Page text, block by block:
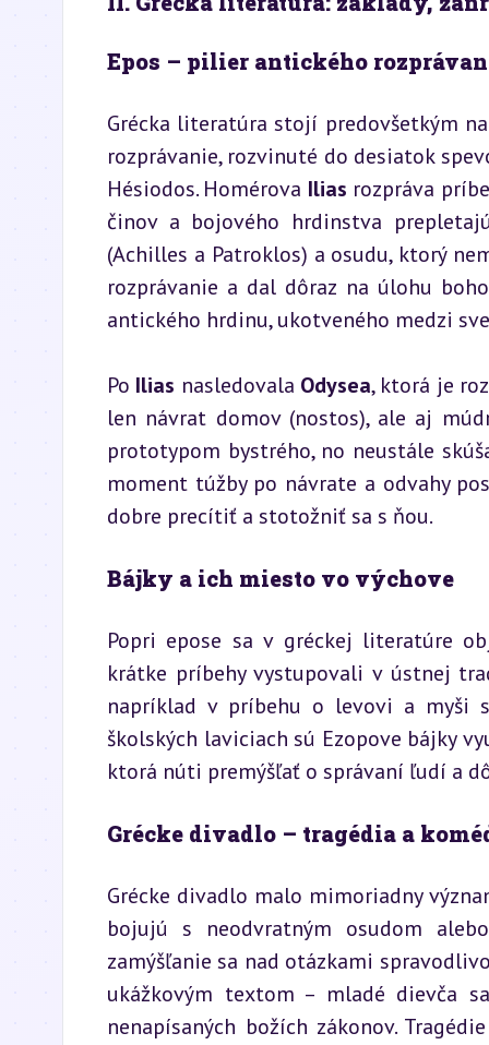
Epos – pilier antického
Grécka literatúra stojí predovšetkým
rozprávanie, rozvinuté do desiatok
Hésiodos. Homérova Ilias rozpráva
činov a bojového hrdinstva
(Achilles a Patroklos) a osudu, ktorý
rozprávanie a dal dôraz na úlohu
antického hrdinu, ukotveného medzi
Po Ilias nasledovala Odysea, ktorá je
len návrat domov (nostos), ale aj
prototypom bystrého, no neustále
moment túžby po návrate a odvahy
dobre precítiť a stotožniť sa s ňou.
Bájky a ich miesto vo výchove
Popri epose sa v gréckej literatúre
krátke príbehy vystupovali v ústnej
napríklad v príbehu o levovi a myši
školských laviciach sú Ezopove bájky
ktorá núti premýšľať o správaní ľudí a
Grécke divadlo – tragédia a
Grécke divadlo malo mimoriadny
bojujú s neodvratným osudom
zamýšľanie sa nad otázkami
ukážkovým textom – mladé dievča
nenapísaných božích zákonov.